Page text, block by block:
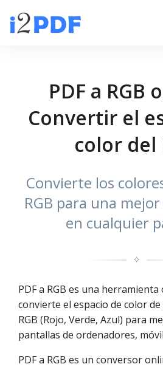
PDF a RGB
Convertir el
color del
Convierte los
RGB para una
en cualquier
✧
PDF a RGB es una
convierte el espacio de color
RGB (Rojo, Verde, Azul) para
pantallas de ordenadores,
PDF a RGB es un conversor